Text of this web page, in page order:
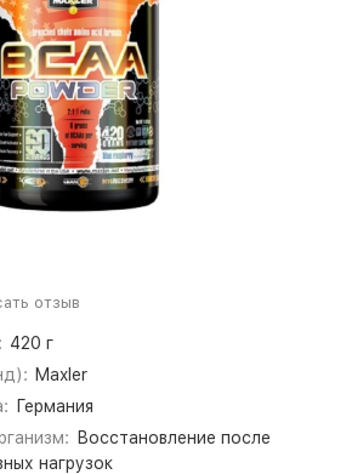
отзыв
420 г
Maxler
Германия
Восстановление после
нагрузок